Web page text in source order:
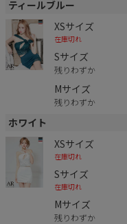
ティールブルー
XSサイズ
在庫切れ
Sサイズ
残りわずか
Mサイズ
残りわずか
ホワイト
XSサイズ
在庫切れ
Sサイズ
在庫切れ
Mサイズ
残りわずか